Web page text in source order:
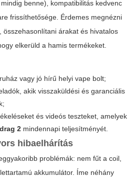
benne), kompatibilitás kedvenc
frissíthetősége. Érdemes megnézni
összehasonlítani árakat és hivatalos
elkerüld a hamis termékeket.
vagy jó hírű helyi vape bolt;
akik visszaküldési és garanciális
és videós teszteket, amelyek
2 mindennapi teljesítményét.
hibaelhárítás
problémák: nem fűt a coil,
akkumulátor. Íme néhány